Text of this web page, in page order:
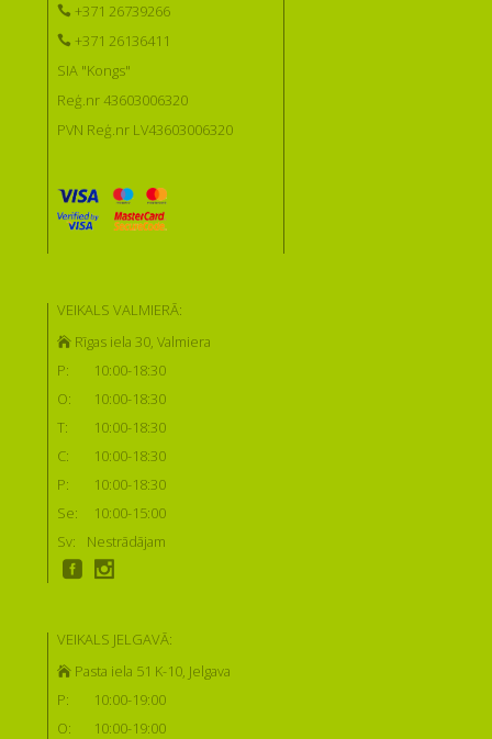
+371 26739266
+371 26136411
SIA "Kongs"
Reģ.nr 43603006320
PVN Reģ.nr LV43603006320
VEIKALS VALMIERĀ:
Rīgas iela 30, Valmiera
P:
10:00-18:30
O:
10:00-18:30
T:
10:00-18:30
C:
10:00-18:30
P:
10:00-18:30
Se:
10:00-15:00
Sv:
Nestrādājam
VEIKALS JELGAVĀ:
Pasta iela 51 K-10, Jelgava
P:
10:00-19:00
O:
10:00-19:00